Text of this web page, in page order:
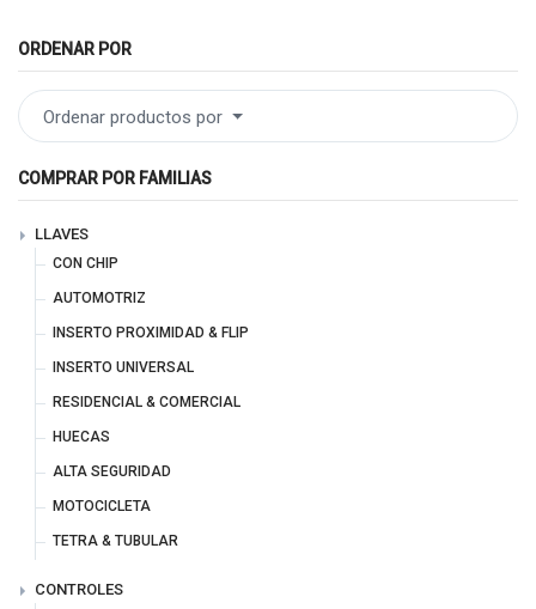
ORDENAR POR
Ordenar productos por
COMPRAR POR FAMILIAS
LLAVES
CON CHIP
AUTOMOTRIZ
INSERTO PROXIMIDAD & FLIP
INSERTO UNIVERSAL
RESIDENCIAL & COMERCIAL
HUECAS
ALTA SEGURIDAD
MOTOCICLETA
TETRA & TUBULAR
CONTROLES